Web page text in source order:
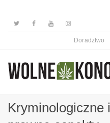
Doradztwo
Kryminologiczne i